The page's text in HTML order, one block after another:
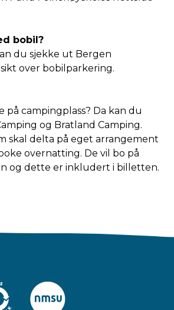
bobil?
du sjekke ut Bergen
over bobilparkering.
på campingplass? Da kan du
og Bratland Camping.
skal delta på eget arrangement
overnatting. De vil bo på
og dette er inkludert i billetten.